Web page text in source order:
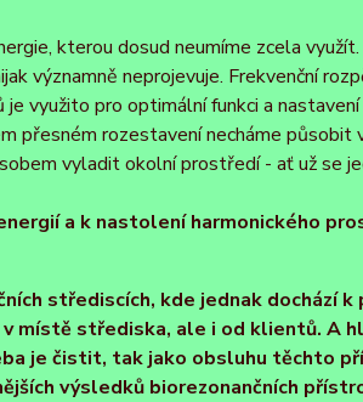
kterou dosud neumíme zcela využít.
významně neprojevuje. Frekvenční
využito pro optimální funkci a
přesném rozestavení necháme působit
vyladit okolní prostředí - ať už se
a k nastolení harmonického
střediscích, kde jednak dochází k
místě střediska, ale i od klientů. A
je čistit, tak jako obsluhu těchto
výsledků biorezonančních